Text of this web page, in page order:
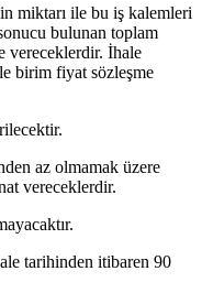
miktarı ile bu iş kalemleri
bulunan toplam
vereceklerdir. İhale
birim fiyat sözleşme
az olmamak üzere
vereceklerdir.
tarihinden itibaren 90